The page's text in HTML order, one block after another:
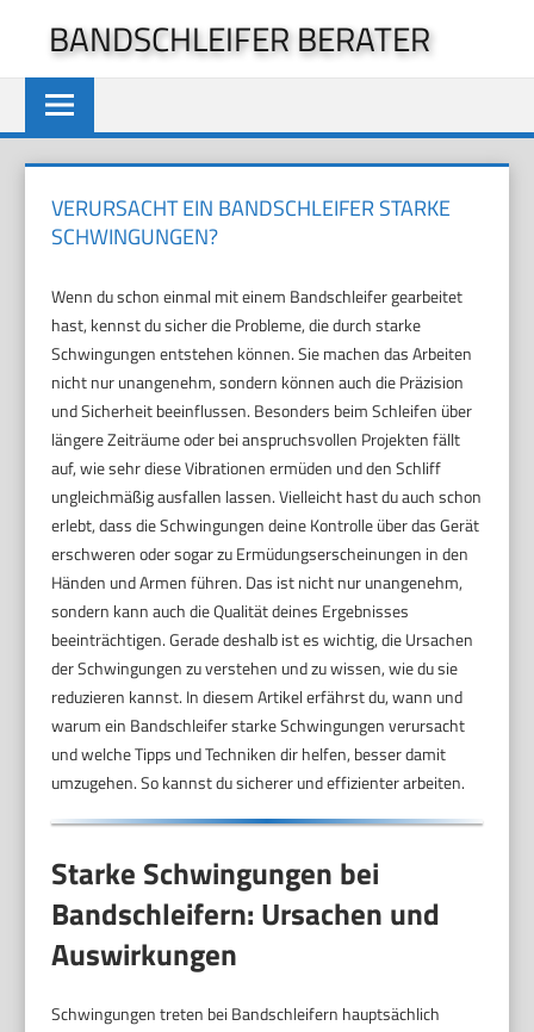
springen
BANDSCHLEIFER BERATER
VERURSACHT EIN BANDSCHLEIFER STARKE
SCHWINGUNGEN?
Wenn du schon einmal mit einem Bandschleifer gearbeitet
hast, kennst du sicher die Probleme, die durch starke
Schwingungen entstehen können. Sie machen das Arbeiten
nicht nur unangenehm, sondern können auch die Präzision
und Sicherheit beeinflussen. Besonders beim Schleifen über
längere Zeiträume oder bei anspruchsvollen Projekten fällt
auf, wie sehr diese Vibrationen ermüden und den Schliff
ungleichmäßig ausfallen lassen. Vielleicht hast du auch schon
erlebt, dass die Schwingungen deine Kontrolle über das Gerät
erschweren oder sogar zu Ermüdungserscheinungen in den
Händen und Armen führen. Das ist nicht nur unangenehm,
sondern kann auch die Qualität deines Ergebnisses
beeinträchtigen. Gerade deshalb ist es wichtig, die Ursachen
der Schwingungen zu verstehen und zu wissen, wie du sie
reduzieren kannst. In diesem Artikel erfährst du, wann und
warum ein Bandschleifer starke Schwingungen verursacht
und welche Tipps und Techniken dir helfen, besser damit
umzugehen. So kannst du sicherer und effizienter arbeiten.
Starke Schwingungen bei
Bandschleifern: Ursachen und
Auswirkungen
Schwingungen treten bei Bandschleifern hauptsächlich